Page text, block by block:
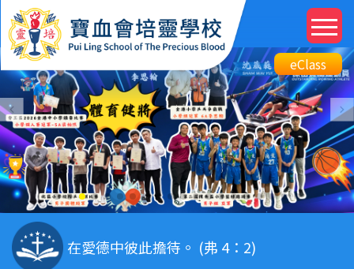
移至主內容
Top
eClass
Btn
eClass
們遵守我
36:26）
在愛德中彼此擔待。 (弗 4：2)